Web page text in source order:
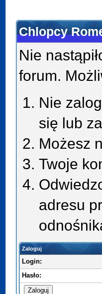
Chlopcy
Nie
forum.
Nie
się lub
Możesz
Twoje
adresu
Zaloguj
Login:
Hasło: